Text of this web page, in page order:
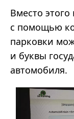
Вместо
с помощью
парковки
и буквы
автомобиля.